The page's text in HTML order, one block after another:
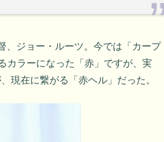
、ジョー・ルーツ。今では「カープ
カラーになった「赤」ですが、実
現在に繋がる「赤ヘル」だった。